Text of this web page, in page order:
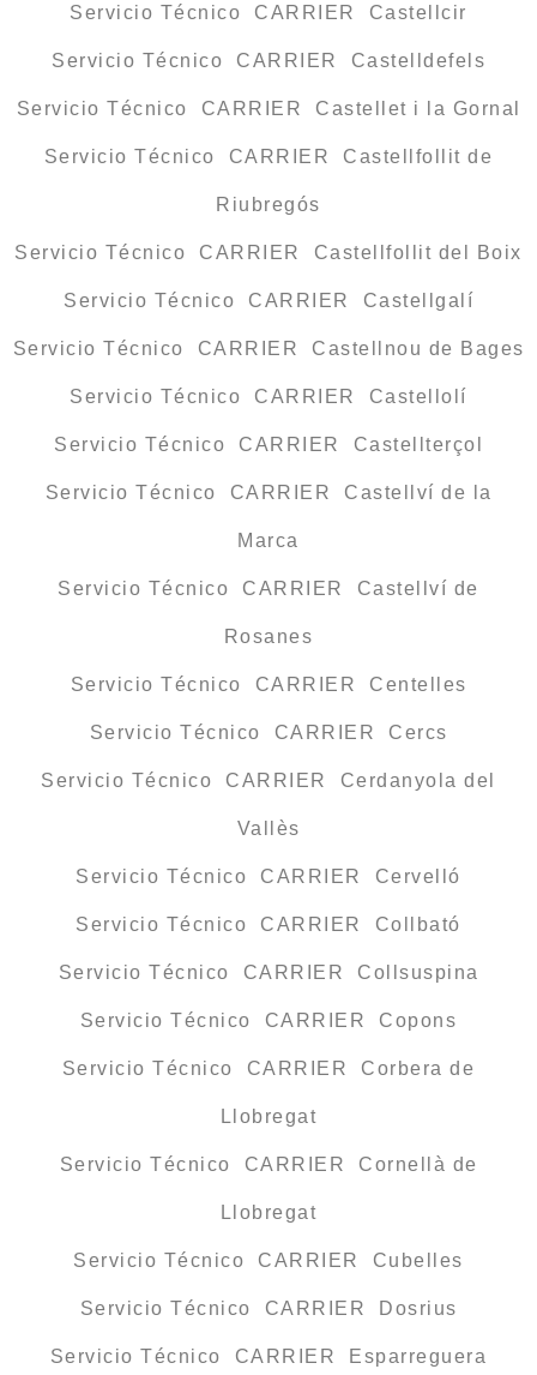
Servicio Técnico CARRIER Castellcir
Servicio Técnico CARRIER Castelldefels
Servicio Técnico CARRIER Castellet i la Gornal
Servicio Técnico CARRIER Castellfollit de
Riubregós
Servicio Técnico CARRIER Castellfollit del Boix
Servicio Técnico CARRIER Castellgalí
Servicio Técnico CARRIER Castellnou de Bages
Servicio Técnico CARRIER Castellolí
Servicio Técnico CARRIER Castellterçol
Servicio Técnico CARRIER Castellví de la
Marca
Servicio Técnico CARRIER Castellví de
Rosanes
Servicio Técnico CARRIER Centelles
Servicio Técnico CARRIER Cercs
Servicio Técnico CARRIER Cerdanyola del
Vallès
Servicio Técnico CARRIER Cervelló
Servicio Técnico CARRIER Collbató
Servicio Técnico CARRIER Collsuspina
Servicio Técnico CARRIER Copons
Servicio Técnico CARRIER Corbera de
Llobregat
Servicio Técnico CARRIER Cornellà de
Llobregat
Servicio Técnico CARRIER Cubelles
Servicio Técnico CARRIER Dosrius
Servicio Técnico CARRIER Esparreguera